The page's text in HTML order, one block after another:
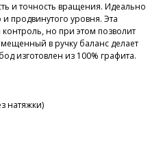
и точность вращения. Идеально
продвинутого уровня. Эта
но при этом позволит
в ручку баланс делает
изготовлен из 100% графита.
натяжки)